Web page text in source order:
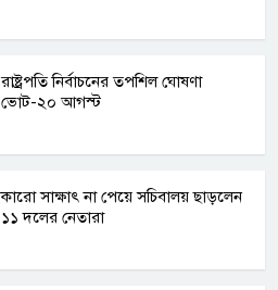
রাষ্ট্রপতি নির্বাচনের তপশিল ঘোষণা
ভোট-২০ আগস্ট
কারো সাক্ষাৎ না পেয়ে সচিবালয় ছাড়লেন
১১ দলের নেতারা